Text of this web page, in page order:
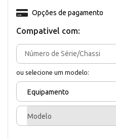
Compativel com:
ou selecione um modelo:
Equipamento
Modelo
Opções de pagamento